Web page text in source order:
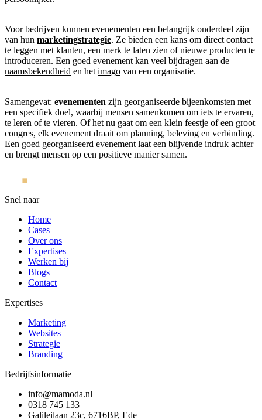
Voor bedrijven kunnen evenementen een belangrijk onderdeel zijn
van hun marketingstrategie. Ze bieden een kans om direct contact
te leggen met klanten, een merk te laten zien of nieuwe producten te
introduceren. Een goed evenement kan veel bijdragen aan de
naamsbekendheid en het imago van een organisatie.
Samengevat: evenementen zijn georganiseerde bijeenkomsten met
een specifiek doel, waarbij mensen samenkomen om iets te ervaren,
te leren of te vieren. Of het nu gaat om een klein feestje of een groot
congres, elk evenement draait om planning, beleving en verbinding.
Een goed georganiseerd evenement laat een blijvende indruk achter
en brengt mensen op een positieve manier samen.
Snel naar
Home
Cases
Over ons
Expertises
Werken bij
Blogs
Contact
Expertises
Marketing
Websites
Strategie
Branding
Bedrijfsinformatie
info@mamoda.nl
0318 745 133
Galileilaan 23c, 6716BP, Ede